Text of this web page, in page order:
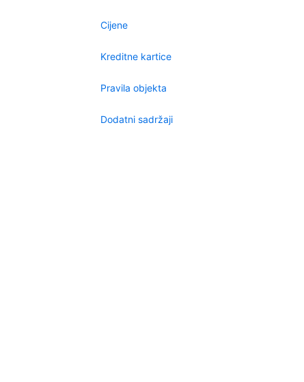
Cijene
Kreditne kartice
Pravila objekta
Dodatni sadržaji